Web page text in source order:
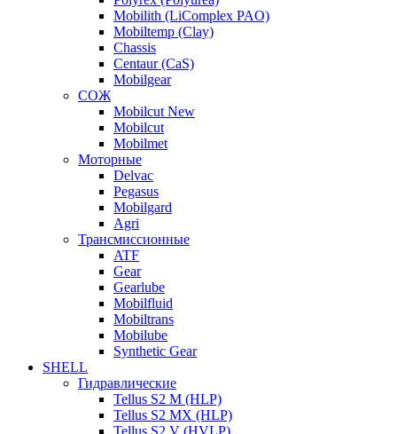
Mobilith (LiComplex PAO)
Mobiltemp (Clay)
Chassis
Centaur (CaS)
Mobilgear
СОЖ
Mobilcut New
Mobilcut
Mobilmet
Моторные
Delvac
Pegasus
Mobilgard
Agri
Трансмиссионные
ATF
Gear
Gearlube
Mobilfluid
Mobiltrans
Mobilube
Synthetic Gear
SHELL
Гидравлические
Tellus S2 M (HLP)
Tellus S2 MХ (HLP)
Tellus S2 V (HVLP)